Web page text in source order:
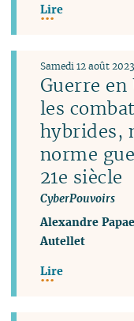
Lire
Guerre en
les
hybrides,
norme
21e siècle
CyberPouvoirs
Samedi 12 août 2023
Alexandre
Autellet
Lire